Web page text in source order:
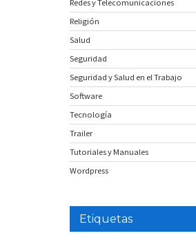
Redes y Telecomunicaciones
Religión
Salud
Seguridad
Seguridad y Salud en el Trabajo
Software
Tecnología
Trailer
Tutoriales y Manuales
Wordpress
Etiquetas